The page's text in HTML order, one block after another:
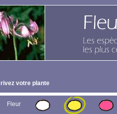
votre plante
Fleur